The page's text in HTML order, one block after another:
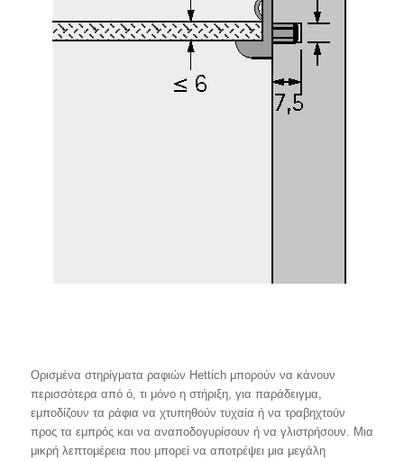
Ορισμένα στηρίγματα ραφιών Hettich μπορούν να κάνουν
περισσότερα από ό, τι μόνο η στήριξη, για παράδειγμα,
εμποδίζουν τα ράφια να χτυπηθούν τυχαία ή να τραβηχτούν
προς τα εμπρός και να αναποδογυρίσουν ή να γλιστρήσουν. Μια
μικρή λεπτομέρεια που μπορεί να αποτρέψει μια μεγάλη